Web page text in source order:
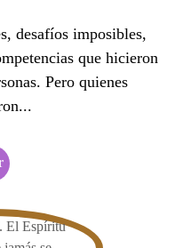
desafíos imposibles,
que hicieron
Pero quienes